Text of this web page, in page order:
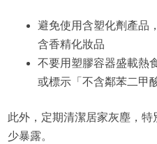
避免使用含塑化劑產品
含香精化妝品
不要用塑膠容器盛載熱
或標示「不含鄰苯二甲
此外，定期清潔居家灰塵，
少暴露。